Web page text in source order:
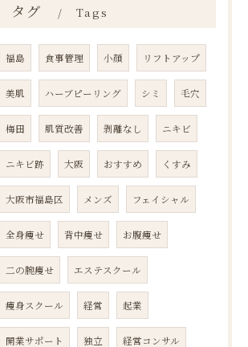
タグ Tags
福島 食事管理 小顔 リフトアップ
美肌 ハーブピーリング シミ 毛穴
梅田 肌質改善 剥離なし ニキビ
ニキビ跡 大阪 おすすめ くすみ
大阪市福島区 メンズ フェイシャル
全身痩せ 背中痩せ お腹痩せ
二の腕痩せ エステスクール
痩身スクール 経営 起業
開業サポート 独立 経営コンサル